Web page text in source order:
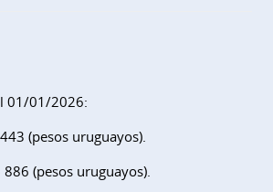
01/01/2026:
(pesos uruguayos).
(pesos uruguayos).